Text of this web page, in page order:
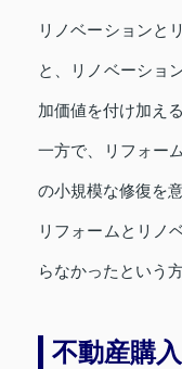
リノベーションと
と、リノベーショ
加価値を付け加え
一方で、リフォー
の小規模な修復を
リフォームとリノ
らなかったという
不動産購